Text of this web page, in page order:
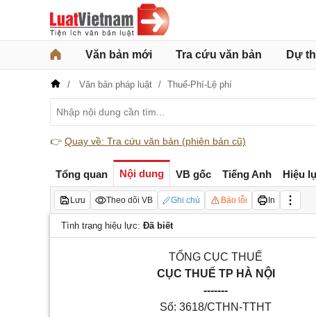
Văn bản mới Tra cứu văn bản Dự
Văn bản pháp luật Thuế-Phí-Lệ phí
👉 Quay về: Tra cứu văn bản (phiên bản cũ)
Tổng quan Nội dung VB gốc Tiếng Anh Hiệu
Lưu Theo dõi VB Ghi chú Báo lỗi In
Tình trạng hiệu lực: Đã biết
TỔNG CỤC THUẾ
CỤC THU Ế TP H À NỘI
-------
Số: 3618/CTHN-TTHT